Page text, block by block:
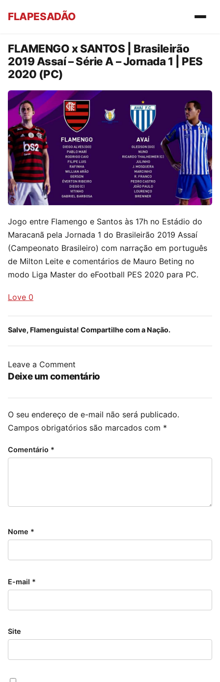
FLAPESADÃO
FLAMENGO x SANTOS | Brasileirão
2019 Assaí – Série A – Jornada 1 | PES
2020 (PC)
Jogo entre Flamengo e Santos às 17h no Estádio do
Maracanã pela Jornada 1 do Brasileirão 2019 Assaí
(Campeonato Brasileiro) com narração em português
de Milton Leite e comentários de Mauro Beting no
modo Liga Master do eFootball PES 2020 para PC.
Love 0
Salve, Flamenguista! Compartilhe com a Nação.
Leave a Comment
Deixe um comentário
O seu endereço de e-mail não será publicado.
Campos obrigatórios são marcados com *
Comentário *
Nome *
E-mail *
Site